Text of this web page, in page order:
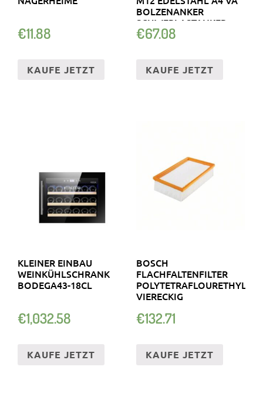
€11.88
KAUFE JETZT
BOLZENANKER
SCHWERLASTANKER
DÜBEL M 12
€67.08
KAUFE JETZT
KLEINER EINBAU
WEINKÜHLSCHRANK
BODEGA43-18CL
€1,032.58
KAUFE JETZT
BOSCH
FLACHFALTENFILTER
POLYTETRAFLOURETHYLEN.
VIERECKIG
€132.71
KAUFE JETZT